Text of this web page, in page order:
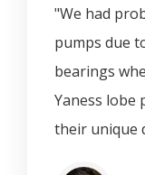
"We had
pumps due
bearings
Yaness lobe
their unique